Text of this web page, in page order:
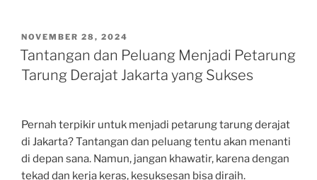
POSTED
ON
NOVEMBER 28, 2024
Tantangan dan Peluang Menjadi Petarung
Tarung Derajat Jakarta yang Sukses
Pernah terpikir untuk menjadi petarung tarung derajat
di Jakarta? Tantangan dan peluang tentu akan menanti
di depan sana. Namun, jangan khawatir, karena dengan
tekad dan kerja keras, kesuksesan bisa diraih.